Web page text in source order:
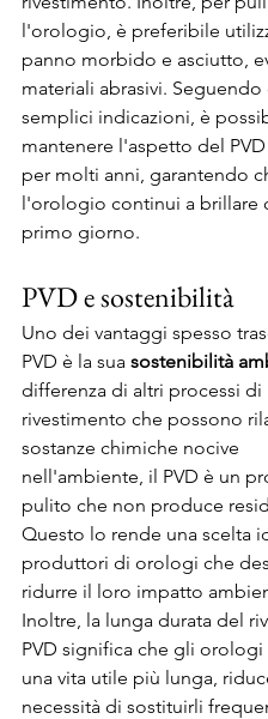
l'orologio, è preferibile
panno morbido e asciutto,
materiali abrasivi. Seguendo
semplici indicazioni, è
mantenere l'aspetto del
per molti anni, garantendo
l'orologio continui a brillare
primo giorno.
PVD e sostenibilità
Uno dei vantaggi spesso
PVD è la sua sostenibilità
differenza di altri processi di
rivestimento che possono
sostanze chimiche nocive
nell'ambiente, il PVD è un
pulito che non produce
Questo lo rende una scelta
produttori di orologi che
ridurre il loro impatto
Inoltre, la lunga durata del
PVD significa che gli orologi
una vita utile più lunga,
necessità di sostituirli